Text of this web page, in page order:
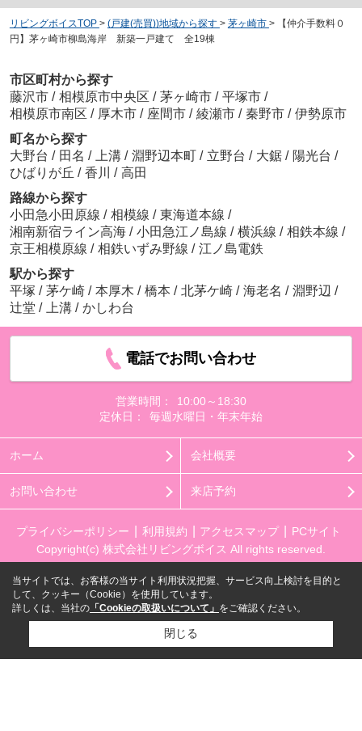
リビングボイスTOP > (戸建(売買))地域から探す > 茅ヶ崎市 >
【仲介手数料０
円】茅ヶ崎市柳島海岸 新築一戸建て 全19棟
市区町村から探す
藤沢市 / 相模原市中央区 / 茅ヶ崎市 / 平塚市 /
相模原市南区 / 厚木市 / 座間市 / 綾瀬市 / 秦野市 / 伊勢原市
町名から探す
大野台 / 田名 / 上溝 / 淵野辺本町 / 立野台 / 大鋸 / 陽光台 /
ひばりが丘 / 香川 / 高田
路線から探す
小田急小田原線 / 相模線 / 東海道本線 /
湘南新宿ライン高海 / 小田急江ノ島線 / 横浜線 / 相鉄本線 /
京王相模原線 / 相鉄いずみ野線 / 江ノ島電鉄
駅から探す
平塚 / 茅ケ崎 / 本厚木 / 橋本 / 北茅ケ崎 / 海老名 / 淵野辺 /
辻堂 / 上溝 / かしわ台
電話でお問い合わせ
営業時間：
10:00～18:30
定休日：
毎週水曜日・年末年始
ホーム 会社概要
お問い合わせ 来店予約
プライバシーポリシー 利用規約 アクセスマップ
PCサイト
Copyright(c) 株式会社リビングボイス All rights reserved.
当サイトでは、お客様の当サイト利用状況把握、サービス向上検討を目的と
して、クッキー（Cookie）を使用しています。
詳しくは、当社の 「Cookieの取扱いについて」 をご確認ください。
閉じる